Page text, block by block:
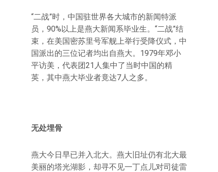
“二战”时，中国驻世界各大城市的新闻特派
员，90%以上是燕大新闻系毕业生。“二战”结
束，在美国密苏里号军舰上举行受降仪式，中
国派出的三位记者均出自燕大。1979年邓小
平访美，代表团21人集中了当时中国的精
英，其中燕大毕业者竟达7人之多。
无处埋骨
燕大今日早已并入北大。燕大旧址仍有北大最
美丽的塔光湖影，却寻不见一丁点儿对司徒雷